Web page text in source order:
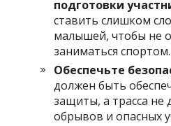
подготовки
ставить слишком
малышей, чтобы не
заниматься спортом.
Обеспечьте
должен быть
защиты, а трасса не
обрывов и опасных